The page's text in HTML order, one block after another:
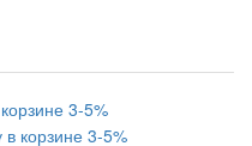
3-5%